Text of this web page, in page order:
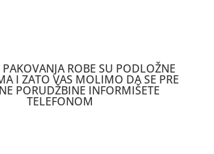
PAKOVANJA ROBE SU PODLOŽNE
I ZATO VAS MOLIMO DA SE PRE
PORUDŽBINE INFORMIŠETE
TELEFONOM